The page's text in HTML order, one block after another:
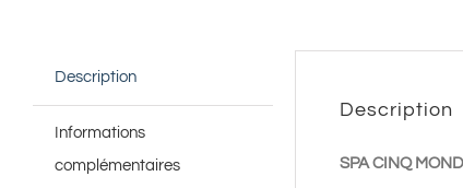
Description
Informations
complémentaires
Description
SPA CINQ